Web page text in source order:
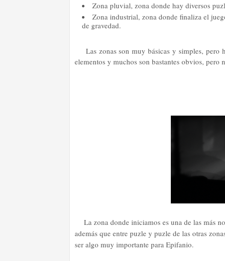
Zona pluvial, zona donde hay diversos
Zona industrial, zona donde finaliza el
de gravedad.
Las zonas son muy básicas y simples, pero
elementos y muchos son bastantes obvios, pero
La zona donde iniciamos es una de las más
además que entre puzle y puzle de las otras
ser algo muy importante para Epifanio.